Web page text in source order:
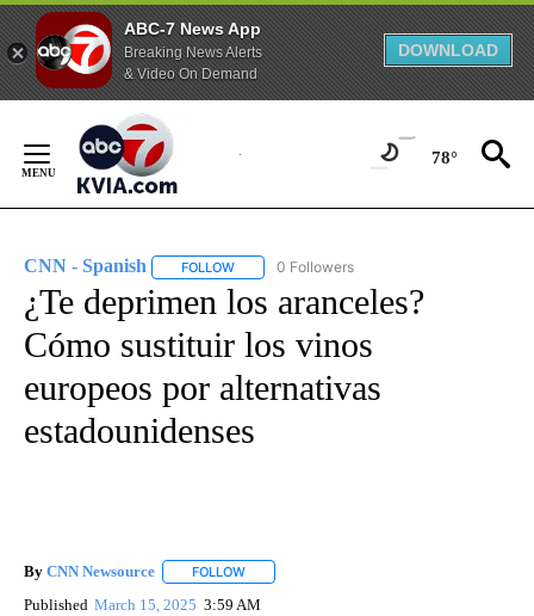
ABC-7 News App
Breaking News Alerts
& Video On Demand
DOWNLOAD
Content
78°
CNN - Spanish FOLLOW FOLLOW "CNN - SPANISH" TO RECEIVE
0 Followers
¿Te deprimen los aranceles?
Cómo sustituir los vinos
europeos por alternativas
estadounidenses
By CNN Newsource FOLLOW
Published March 15, 2025 3:59 AM